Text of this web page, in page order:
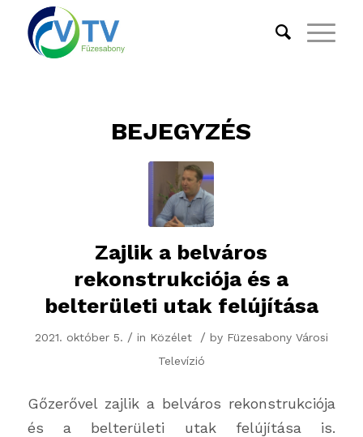
BEJEGYZÉS
Zajlik a belváros
rekonstrukciója és a
belterületi utak felújítása
2021. október 5. / in Közélet / by Füzesabony Városi
Televízió
Gőzerővel zajlik a belváros rekonstrukciója
és a belterületi utak felújítása is.